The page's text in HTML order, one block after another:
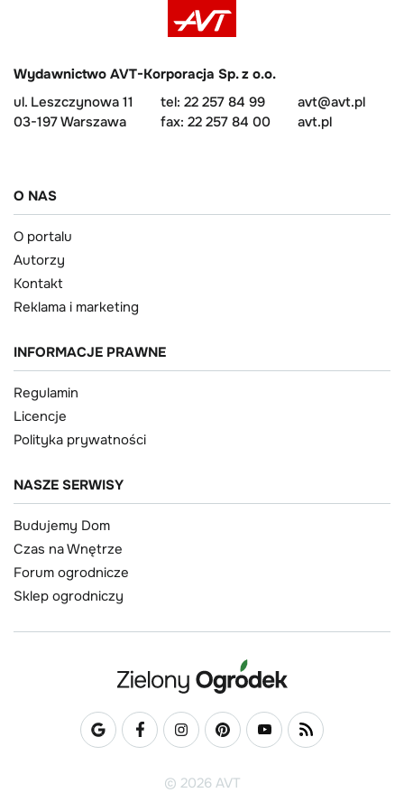
Wydawnictwo AVT-Korporacja Sp. z o.o.
ul. Leszczynowa 11
03-197 Warszawa
tel: 22 257 84 99
fax: 22 257 84 00
avt@avt.pl
avt.pl
O NAS
O portalu
Autorzy
Kontakt
Reklama i marketing
INFORMACJE PRAWNE
Regulamin
Licencje
Polityka prywatności
NASZE SERWISY
Budujemy Dom
Czas na Wnętrze
Forum ogrodnicze
Sklep ogrodniczy
© 2026 AVT